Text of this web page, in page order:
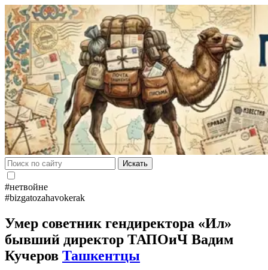
Искать
#нетвойне
#bizgatozahavokerak
Умер советник гендиректора «Ил»
бывший директор ТАПОиЧ Вадим
Кучеров Ташкентцы